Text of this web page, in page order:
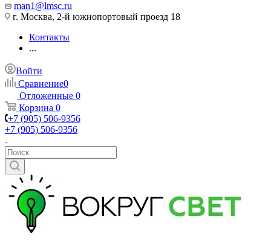
man1@lmsc.ru
г. Москва, 2-й южнопортовый проезд 18
Контакты
...
Войти
Сравнение0
Отложенные 0
Корзина 0
+7 (905) 506-9356
+7 (905) 506-9356